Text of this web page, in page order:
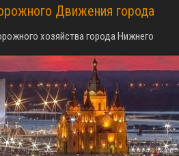
Движения города
хозяйства города Нижнего